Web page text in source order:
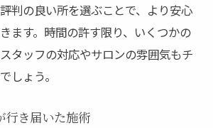
判の良い所を選ぶことで、より安心
ます。時間の許す限り、いくつかの
タッフの対応やサロンの雰囲気もチ
しょう。
行き届いた施術